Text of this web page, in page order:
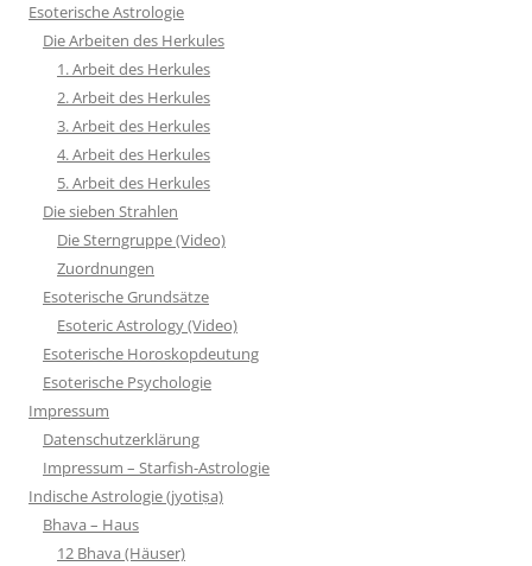
Esoterische Astrologie
Die Arbeiten des Herkules
1. Arbeit des Herkules
2. Arbeit des Herkules
3. Arbeit des Herkules
4. Arbeit des Herkules
5. Arbeit des Herkules
Die sieben Strahlen
Die Sterngruppe (Video)
Zuordnungen
Esoterische Grundsätze
Esoteric Astrology (Video)
Esoterische Horoskopdeutung
Esoterische Psychologie
Impressum
Datenschutzerklärung
Impressum – Starfish-Astrologie
Indische Astrologie (jyotiṣa)
Bhava – Haus
12 Bhava (Häuser)